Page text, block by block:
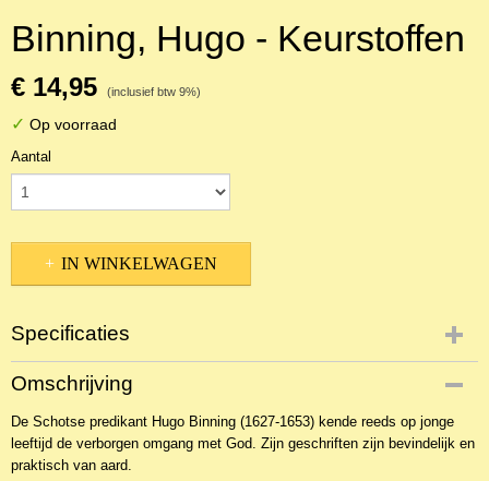
Binning, Hugo - Keurstoffen
€ 14,95 (inclusief btw 9%)
✓ Op voorraad
Aantal
IN WINKELWAGEN
Specificaties
Productcode
2NBKT-38703
EAN code
9789033114830
Productcode leverancier
Omschrijving
De Schotse predikant Hugo Binning (1627-1653) kende reeds op jonge
leeftijd de verborgen omgang met God. Zijn geschriften zijn bevindelijk en
praktisch van aard.